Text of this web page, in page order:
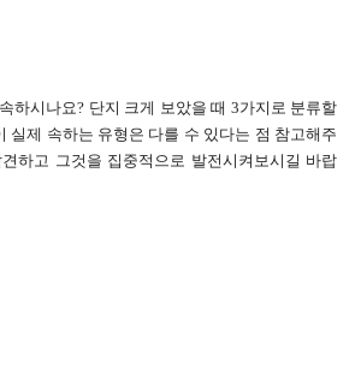
하시나요? 단지 크게 보았을 때 3가지로 분류할
실제 속하는 유형은 다를 수 있다는 점 참고해주
하고 그것을 집중적으로 발전시켜보시길 바랍